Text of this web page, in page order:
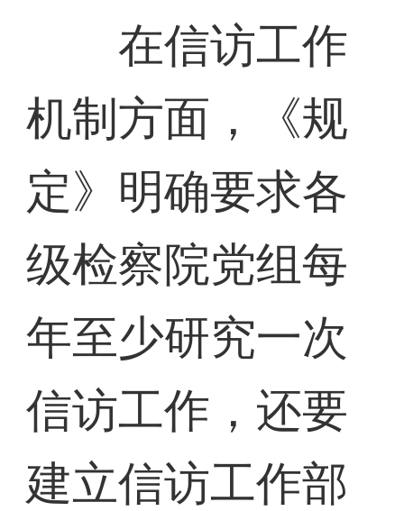
在信访工作
机制方面，《规
定》明确要求各
级检察院党组每
年至少研究一次
信访工作，还要
建立信访工作部